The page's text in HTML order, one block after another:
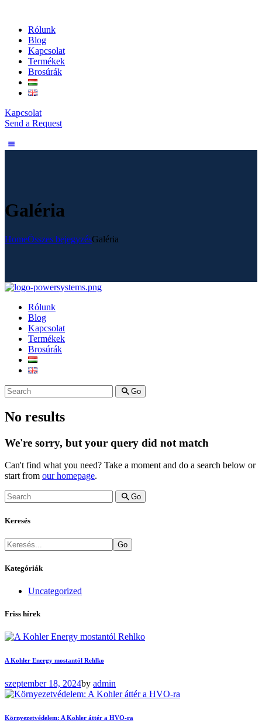
Rólunk
Blog
Kapcsolat
Termékek
Brosúrák
Kapcsolat
Send a Request
Galéria
HomeÖsszes bejegyzésGaléria
Rólunk
Blog
Kapcsolat
Termékek
Brosúrák
Go
No results
We're sorry, but your query did not match
Can't find what you need? Take a moment and do a search below or
start from our homepage.
Go
Keresés
Go
Kategóriák
Uncategorized
Friss hírek
A Kohler Energy mostantól Rehlko
szeptember 18, 2024by admin
Környezetvédelem: A Kohler áttér a HVO-ra